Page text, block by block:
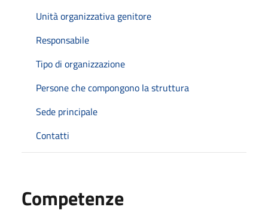
Unità organizzativa genitore
Responsabile
Tipo di organizzazione
Persone che compongono la struttura
Sede principale
Contatti
Competenze